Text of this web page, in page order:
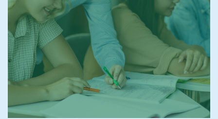
Aangesloten scholen
Onze instroomadviseurs